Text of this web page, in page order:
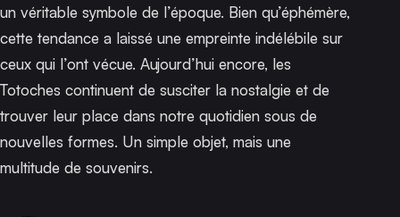
un véritable symbole de l’époque. Bien qu’éphémère,
cette tendance a laissé une empreinte indélébile sur
ceux qui l’ont vécue. Aujourd’hui encore, les
Totoches continuent de susciter la nostalgie et de
trouver leur place dans notre quotidien sous de
nouvelles formes. Un simple objet, mais une
multitude de souvenirs.